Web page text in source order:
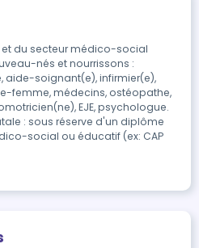
du secteur médico-social
nés et nourrissons :
aide-soignant(e), infirmier(e),
femme, médecins, ostéopathe,
EJE, psychologue.
: sous réserve d'un diplôme
social ou éducatif (ex: CAP